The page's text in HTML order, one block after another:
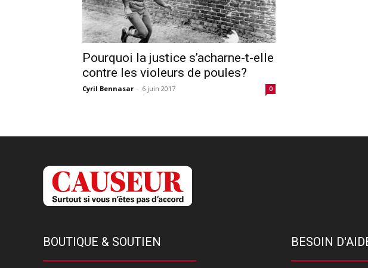
Pourquoi la justice s’acharne-t-elle
contre les violeurs de poules?
Cyril Bennasar - 6 juin 2017 0
BOUTIQUE & SOUTIEN BESOIN